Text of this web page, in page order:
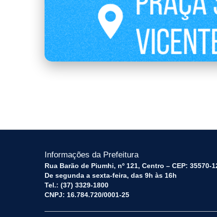
Informações da Prefeitura
Rua Barão de Piumhi, nº 121, Centro – CEP: 35570-
De segunda a sexta-feira, das 9h às 16h
Tel.: (37) 3329-1800
CNPJ: 16.784.720/0001-25